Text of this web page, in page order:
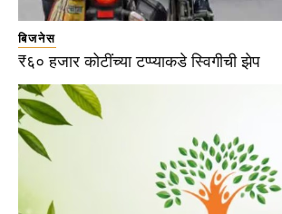
बिजनेस
₹६० हजार कोटींच्या टप्प्याकडे स्विगीची झेप